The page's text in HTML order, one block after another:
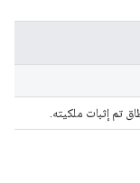
تم إثبات ملكيته.